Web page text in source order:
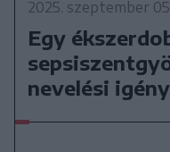
2025. szeptember
Egy
nevelési